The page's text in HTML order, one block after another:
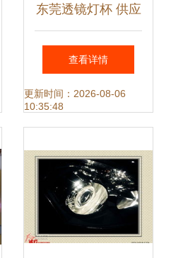
东莞透镜灯杯 供应
信息、批发价格与
优质选品指南
查看详情
更新时间：2026-08-06
10:35:48